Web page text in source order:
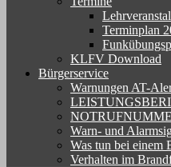
Terminplan
KLFV Download
Bürgerservice
Warnungen AT-
Warn- und
Was tun bei einem
Verhalten im